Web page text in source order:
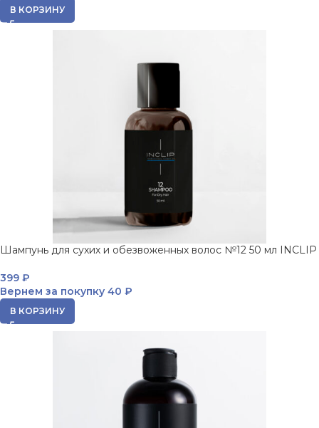
В КОРЗИНУ
Шампунь для сухих и обезвоженных волос №12 50 мл INCLIP
399 ₽
Вернем за покупку 40 ₽
В КОРЗИНУ